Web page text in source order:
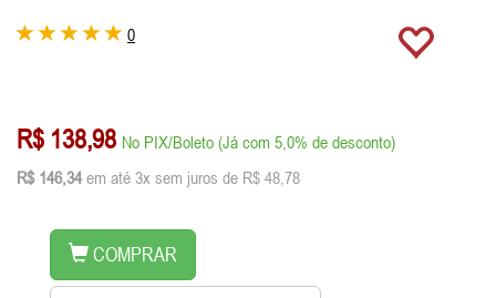
0
R$ 138,98 No PIX/Boleto (Já com 5,0% de desconto)
R$ 146,34 em até 3x sem juros de R$ 48,78
COMPRAR